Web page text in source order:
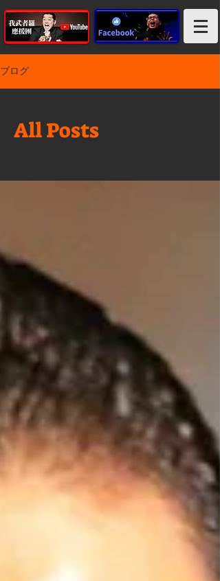
ブログ
All Posts